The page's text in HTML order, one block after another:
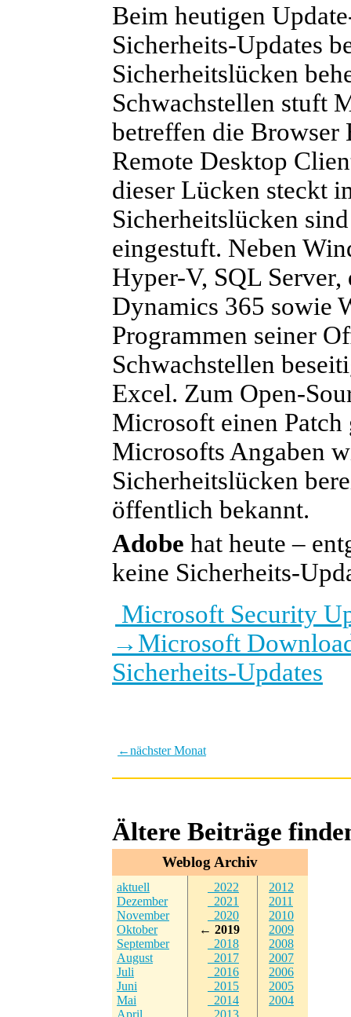
Beim heutigen
Sicherheits-Updates
Sicherheitslücken
Schwachstellen stuft
betreffen die Browser
Remote Desktop
dieser Lücken steckt
Sicherheitslücken
eingestuft. Neben
Hyper-V, SQL
Dynamics 365 sowie
Programmen seiner
Schwachstellen
Excel. Zum Open-
Microsoft einen
Microsofts Angaben
Sicherheitslücken
öffentlich bekannt.
Adobe hat heute –
keine Sicherheits-
Microsoft Security
→Microsoft
Sicherheits-Updates
←nächster Monat
Ältere Beiträge
Weblog Archiv
aktuell
Dezember
November
Oktober
September
August
Juli
Juni
Mai
April
2022
2021
2020
← 2019
2018
2017
2016
2015
2014
2013
2012
2011
2010
2009
2008
2007
2006
2005
2004